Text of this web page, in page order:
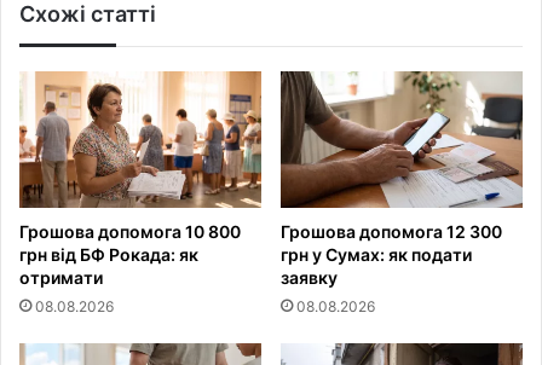
Схожі статті
Грошова допомога 10 800
грн від БФ Рокада: як
отримати
08.08.2026
Грошова допомога 12 300
грн у Сумах: як подати
заявку
08.08.2026